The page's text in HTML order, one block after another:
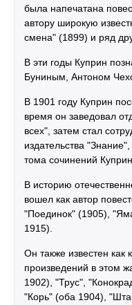
была напечатана
автору широкую
смена" (1899) и ряд
В эти годы Куприн
Буниным, Антоном
В 1901 году Куприн
время он заведовал
всех", затем стал
издательства
тома сочинений
В историю
вошел как автор
"Поединок" (1905),
1915).
Он также известен как
произведений в этом
1902), "Трус",
"Корь" (оба 1904),